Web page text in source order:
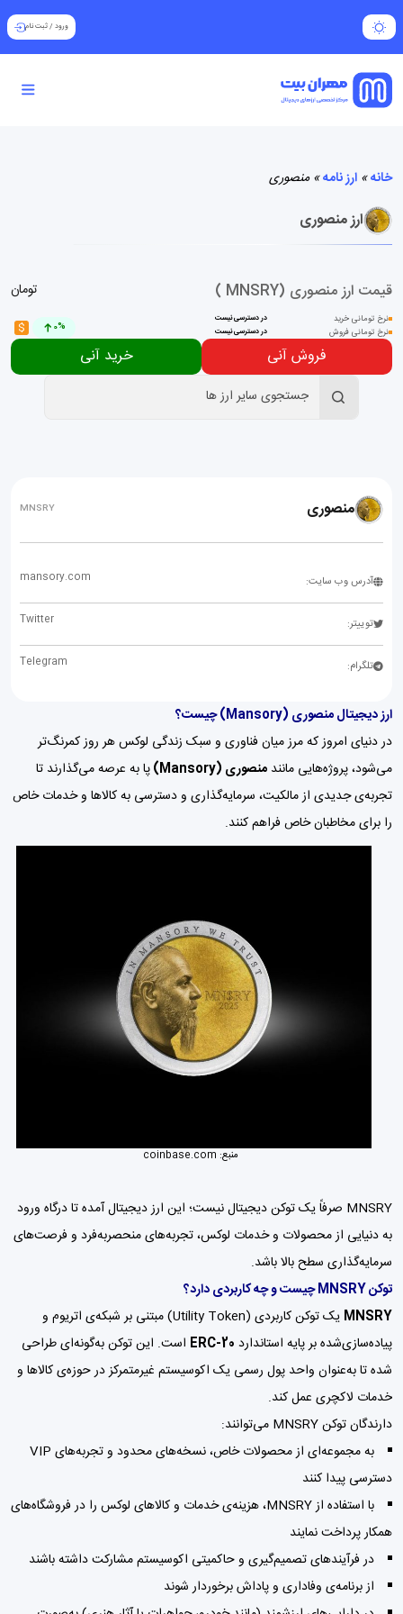
ورود /ثبت نام
خانه» ارز نامه»منصوری
ارز منصوری
قیمت ارز منصوری (MNSRY )
نرخ تومانی خرید در دسترسی نیست
نرخ تومانی فروش در دسترسی نیست
تومان
0%
$
فروش آنی خرید آنی
منصوری MNSRY
آدرس وب سایت: mansory.com
توییتر: Twitter
تلگرام: Telegram
ارز دیجیتال منصوری (Mansory) چیست؟
در دنیای امروز که مرز میان فناوری و سبک زندگی لوکس هر روز کمرنگ‌تر
می‌شود، پروژه‌هایی مانند منصوری (Mansory)
پا به عرصه می‌گذارند تا
تجربه‌ی جدیدی از مالکیت، سرمایه‌گذاری و دسترسی به کالاها و خدمات خاص
را برای مخاطبان خاص فراهم کنند.
منبع: coinbase.com
MNSRY صرفاً یک توکن دیجیتال نیست؛ این ارز دیجیتال آمده تا درگاه ورود
به دنیایی از محصولات و خدمات لوکس، تجربه‌های منحصربه‌فرد و فرصت‌های
سرمایه‌گذاری سطح بالا باشد.
توکن MNSRY چیست و چه کاربردی دارد؟
MNSRY
یک توکن کاربردی (Utility Token) مبتنی بر شبکه‌ی اتریوم و
پیاده‌سازی‌شده بر پایه استاندارد ERC-20 است. این توکن به‌گونه‌ای طراحی
شده تا به‌عنوان واحد پول رسمی یک اکوسیستم غیرمتمرکز در حوزه‌ی کالاها و
خدمات لاکچری عمل کند.
دارندگان توکن MNSRY می‌توانند:
به مجموعه‌ای از محصولات خاص، نسخه‌های محدود و تجربه‌های VIP
دسترسی پیدا کنند
با استفاده از MNSRY، هزینه‌ی خدمات و کالاهای لوکس را در فروشگاه‌های
همکار پرداخت نمایند
در فرآیندهای تصمیم‌گیری و حاکمیتی اکوسیستم مشارکت داشته باشند
از برنامه‌ی وفاداری و پاداش برخوردار شوند